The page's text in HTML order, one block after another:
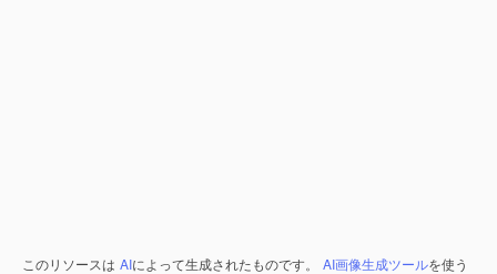
このリソースは AIによって生成されたものです。 AI画像生成ツールを使う